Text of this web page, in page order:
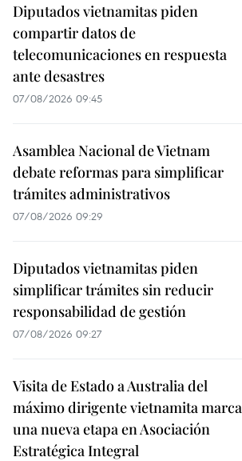
Diputados vietnamitas piden
compartir datos de
telecomunicaciones en respuesta
ante desastres
07/08/2026 09:45
Asamblea Nacional de Vietnam
debate reformas para simplificar
trámites administrativos
07/08/2026 09:29
Diputados vietnamitas piden
simplificar trámites sin reducir
responsabilidad de gestión
07/08/2026 09:27
Visita de Estado a Australia del
máximo dirigente vietnamita marca
una nueva etapa en Asociación
Estratégica Integral